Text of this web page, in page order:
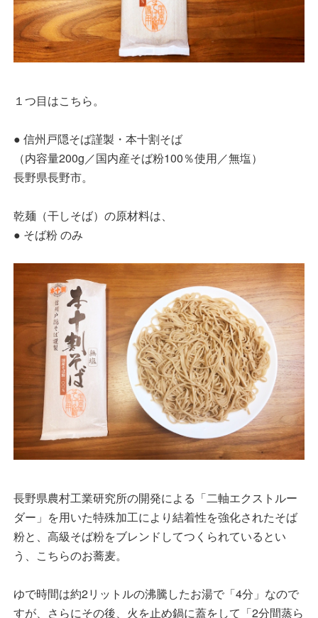
１つ目はこちら。
● 信州戸隠そば謹製・本十割そば
（内容量200g／国内産そば粉100％使用／無塩）
長野県長野市。
乾麺（干しそば）の原材料は、
● そば粉 のみ
長野県農村工業研究所の開発による「二軸エクストルー
ダー」を用いた特殊加工により結着性を強化されたそば
粉と、高級そば粉をブレンドしてつくられているとい
う、こちらのお蕎麦。
ゆで時間は約2リットルの沸騰したお湯で「4分」なので
すが、さらにその後、火を止め鍋に蓋をして「2分間蒸ら